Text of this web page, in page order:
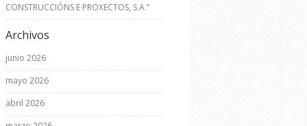
CONSTRUCCIÓNS E PROXECTOS, S.A.”
Archivos
junio 2026
mayo 2026
abril 2026